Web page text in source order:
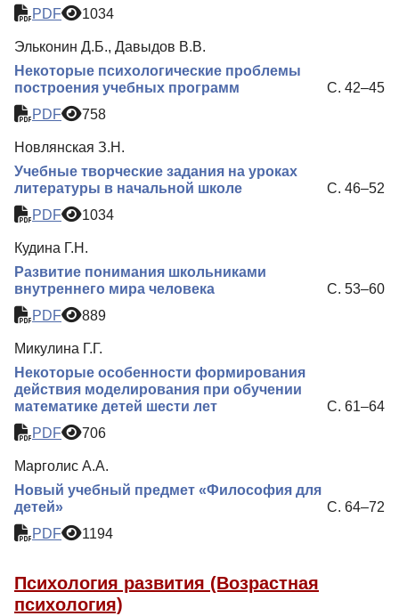
PDF
1034
Эльконин Д.Б., Давыдов В.В.
Некоторые психологические проблемы
построения учебных программ
С. 42–45
PDF
758
Новлянская З.Н.
Учебные творческие задания на уроках
литературы в начальной школе
С. 46–52
PDF
1034
Кудина Г.Н.
Развитие понимания школьниками
внутреннего мира человека
С. 53–60
PDF
889
Микулина Г.Г.
Некоторые особенности формирования
действия моделирования при обучении
математике детей шести лет
С. 61–64
PDF
706
Марголис А.А.
Новый учебный предмет «Философия для
детей»
С. 64–72
PDF
1194
Психология развития (Возрастная
психология)